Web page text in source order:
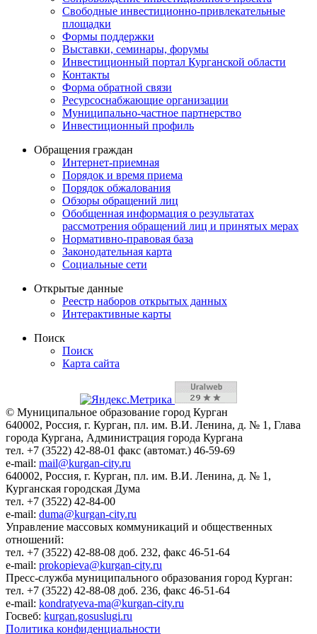
Свободные инвестиционно-привлекательные
площадки
Формы поддержки
Выставки, семинары, форумы
Инвестиционный портал Курганской области
Контакты
Форма обратной связи
Ресурсоснабжающие организации
Муниципально-частное партнерство
Инвестиционный профиль
Обращения граждан
Интернет-приемная
Порядок и время приема
Порядок обжалования
Обзоры обращений лиц
Обобщенная информация о результатах
рассмотрения обращений лиц и принятых мерах
Нормативно-правовая база
Законодательная карта
Социальные сети
Открытые данные
Реестр наборов открытых данных
Интерактивные карты
Поиск
Поиск
Карта сайта
© Муниципальное образование город Курган
640002, Россия, г. Курган, пл. им. В.И. Ленина, д. № 1, Глава
города Кургана, Администрация города Кургана
тел. +7 (3522) 42-88-01 факс (автомат.) 46-59-69
e-mail: mail@kurgan-city.ru
640002, Россия, г. Курган, пл. им. В.И. Ленина, д. № 1,
Курганская городская Дума
тел. +7 (3522) 42-84-00
e-mail: duma@kurgan-city.ru
Управление массовых коммуникаций и общественных
отношений:
тел. +7 (3522) 42-88-08 доб. 232, факс 46-51-64
e-mail: prokopieva@kurgan-city.ru
Пресс-служба муниципального образования город Курган:
тел. +7 (3522) 42-88-08 доб. 236, факс 46-51-64
e-mail: kondratyeva-ma@kurgan-city.ru
Госвеб: kurgan.gosuslugi.ru
Политика конфиденциальности